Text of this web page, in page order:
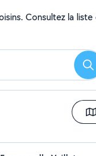
Consultez la